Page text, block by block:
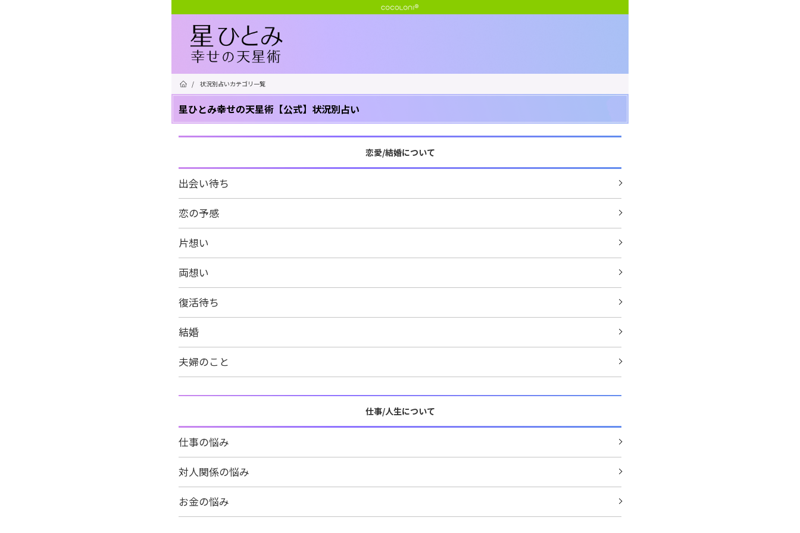
/ 状況別占いカテゴリ一覧
星ひとみ幸せの天星術【公式】状況別占い
恋愛/結婚について
出会い待ち
恋の予感
片想い
両想い
復活待ち
結婚
夫婦のこと
仕事/人生について
仕事の悩み
対人関係の悩み
お金の悩み